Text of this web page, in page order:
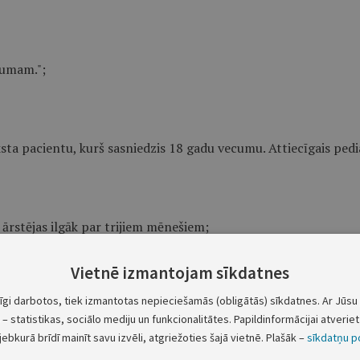
pacientu, kurš sasniedzis 18 gadu vecumu. Attiecīgais
ilgāk par trijiem mēnešiem;
izmeklējumiem, nosūtījumā norādīt pacienta
Vietnē izmantojam sīkdatnes
darbotos, tiek izmantotas nepieciešamās (obligātās) sīkdatnes. Ar
statistikas, sociālo mediju un funkcionalitātes. Papildinformācijai
brīdī mainīt savu izvēli, atgriežoties šajā vietnē. Plašāk –sīkdatņu